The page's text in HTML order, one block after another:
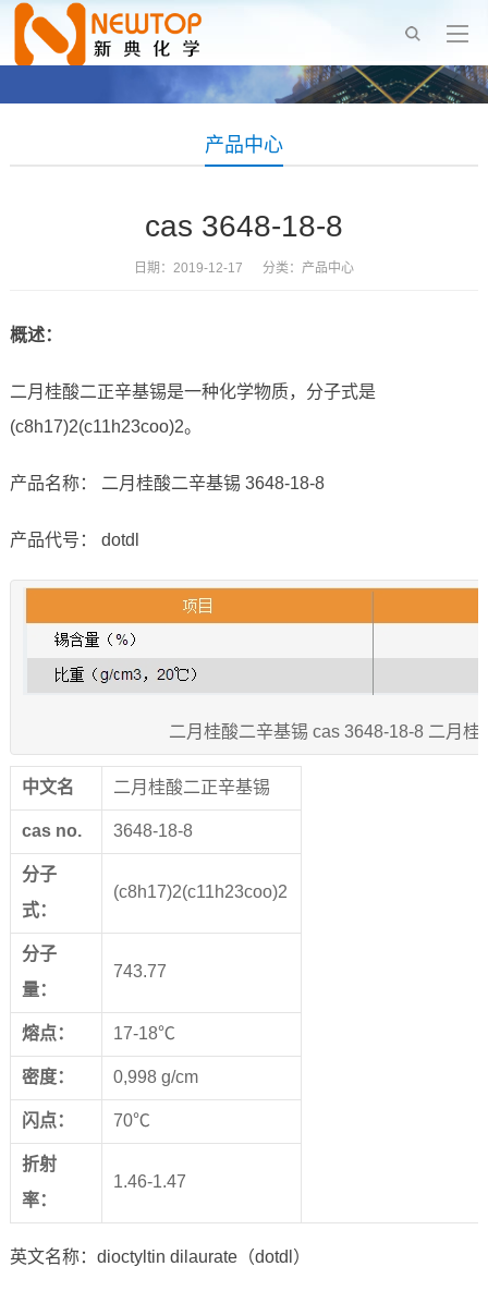
产品中心
cas 3648-18-8
日期：2019-12-17 分类： 产品中心
概述：
二月桂酸二正辛基锡是一种化学物质，分子式是
(c8h17)2(c11h23coo)2。
产品名称： 二月桂酸二辛基锡 3648-18-8
产品代号： dotdl
二月桂酸二辛基锡 cas 3648-18-8 二月桂
中文名 二月桂酸二正辛基锡
cas no. 3648-18-8
分子
式：
(c8h17)2(c11h23coo)2
分子
量：
743.77
熔点： 17-18℃
密度： 0,998 g/cm
闪点： 70℃
折射
率：
1.46-1.47
英文名称：dioctyltin dilaurate（dotdl）